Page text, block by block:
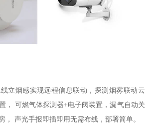
立烟感实现远程信息联动，探测烟雾联动云
， 可燃气体探测器+电子阀装置，漏气自动关
， 声光手报即插即用无需布线，部署简单。